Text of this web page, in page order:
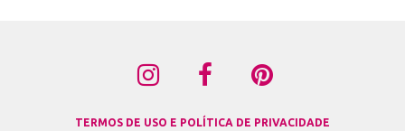
TERMOS DE USO E POLÍTICA DE PRIVACIDADE